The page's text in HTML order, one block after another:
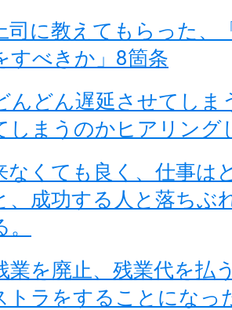
司に教えてもらった、
すべきか」8箇条
んどん遅延させてしま
しまうのかヒアリング
なくても良く、仕事は
、成功する人と落ちぶ
業を廃止、残業代を払
トラをすることになっ